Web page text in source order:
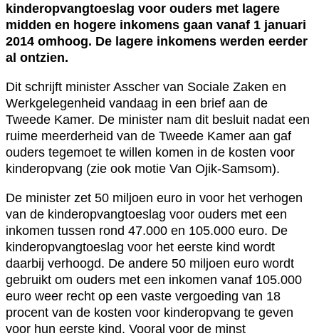
kinderopvangtoeslag voor ouders met lagere
midden en hogere inkomens gaan vanaf 1 januari
2014 omhoog. De lagere inkomens werden eerder
al ontzien.
Dit schrijft minister Asscher van Sociale Zaken en
Werkgelegenheid vandaag in een brief aan de
Tweede Kamer. De minister nam dit besluit nadat een
ruime meerderheid van de Tweede Kamer aan gaf
ouders tegemoet te willen komen in de kosten voor
kinderopvang (zie ook motie Van Ojik-Samsom).
De minister zet 50 miljoen euro in voor het verhogen
van de kinderopvangtoeslag voor ouders met een
inkomen tussen rond 47.000 en 105.000 euro. De
kinderopvangtoeslag voor het eerste kind wordt
daarbij verhoogd. De andere 50 miljoen euro wordt
gebruikt om ouders met een inkomen vanaf 105.000
euro weer recht op een vaste vergoeding van 18
procent van de kosten voor kinderopvang te geven
voor hun eerste kind. Vooral voor de minst